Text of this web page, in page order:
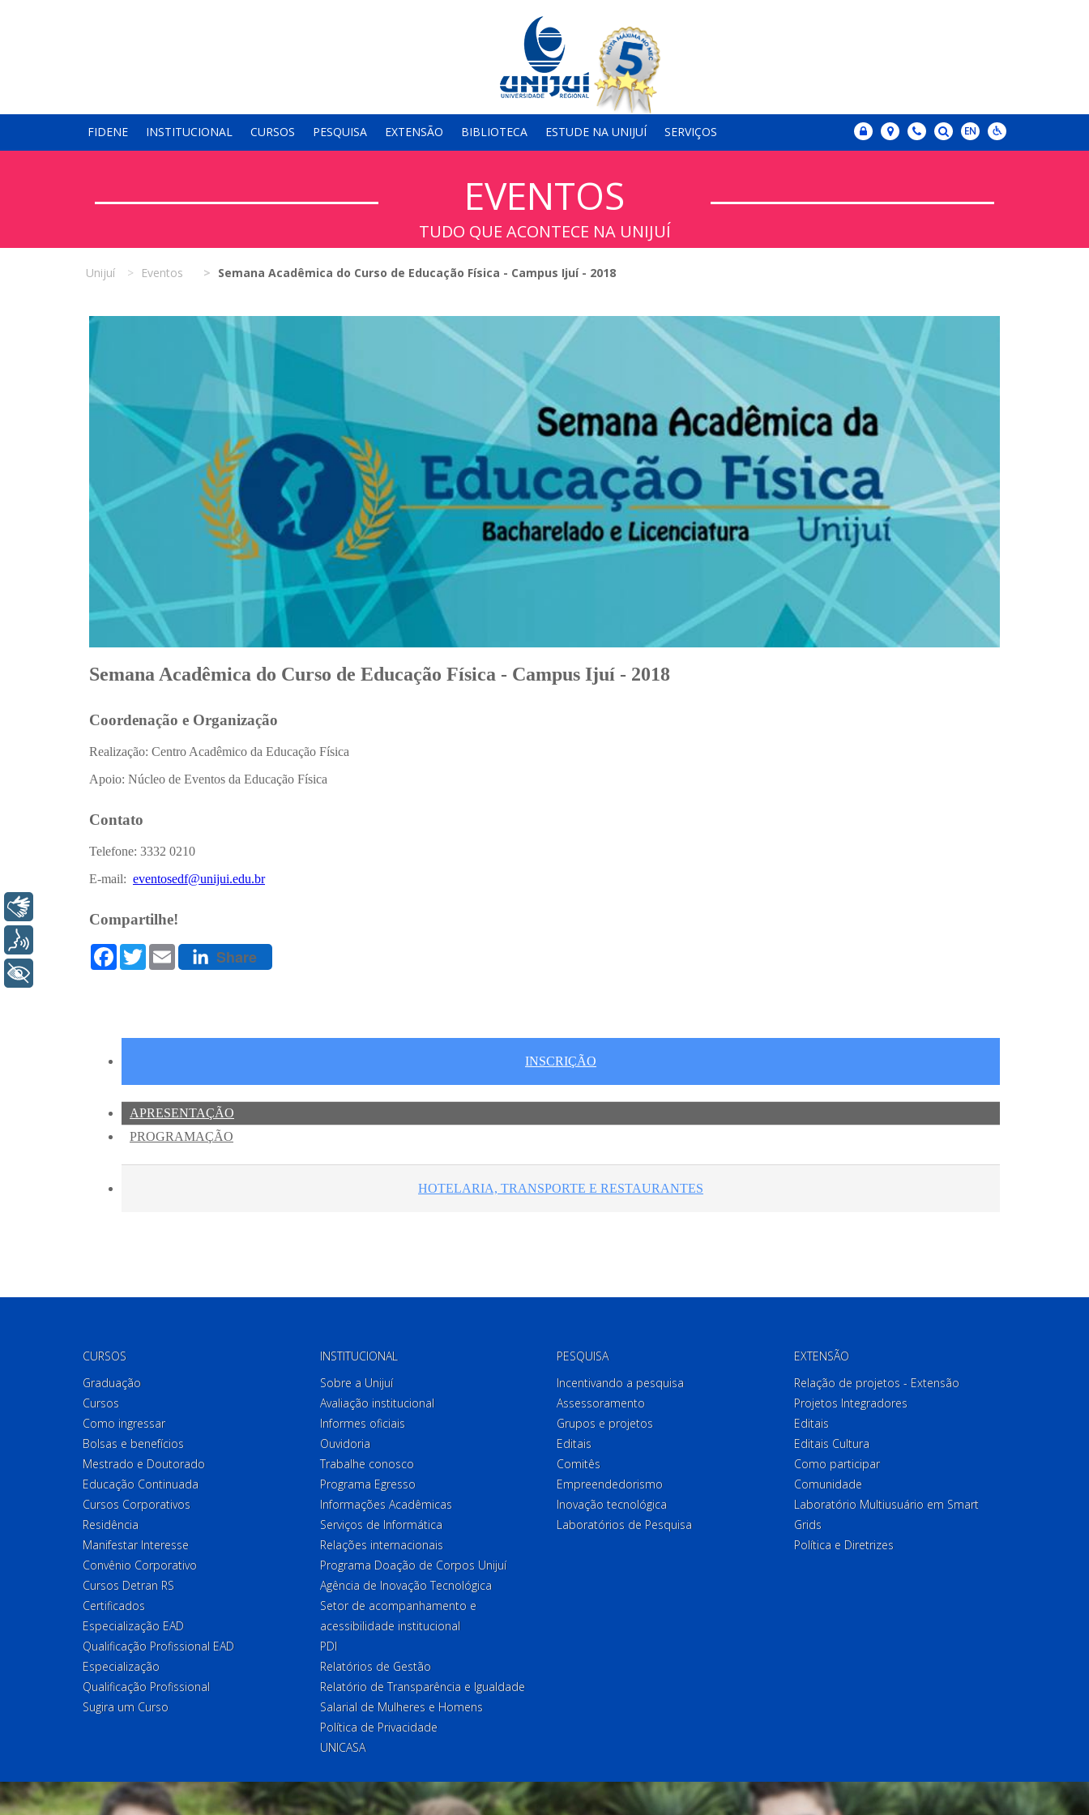
FIDENE INSTITUCIONAL CURSOS PESQUISA EXTENSÃO BIBLIOTECA ESTUDE NA UNIJUÍ SERVIÇOS
EVENTOS
TUDO QUE ACONTECE NA UNIJUÍ
Unijuí Eventos Semana Acadêmica do Curso de Educação Física - Campus Ijuí - 2018
CURSOS
Graduação
Cursos
Como ingressar
Bolsas e benefícios
Mestrado e Doutorado
Educação Continuada
Cursos Corporativos
Residência
Manifestar Interesse
Convênio Corporativo
Cursos Detran RS
Certificados
Especialização EAD
Qualificação Profissional EAD
Especialização
Qualificação Profissional
Sugira um Curso
INSTITUCIONAL
Sobre a Unijuí
Avaliação institucional
Informes oficiais
Ouvidoria
Trabalhe conosco
Programa Egresso
Informações Acadêmicas
Serviços de Informática
Relações internacionais
Programa Doação de Corpos Unijuí
Agência de Inovação Tecnológica
Setor de acompanhamento e
acessibilidade institucional
PDI
Relatórios de Gestão
Relatório de Transparência e Igualdade
Salarial de Mulheres e Homens
Política de Privacidade
UNICASA
PESQUISA
Incentivando a pesquisa
Assessoramento
Grupos e projetos
Editais
Comitês
Empreendedorismo
Inovação tecnológica
Laboratórios de Pesquisa
EXTENSÃO
Relação de projetos - Extensão
Projetos Integradores
Editais
Editais Cultura
Como participar
Comunidade
Laboratório Multiusuário em Smart
Grids
Política e Diretrizes
+ Acessibilidade